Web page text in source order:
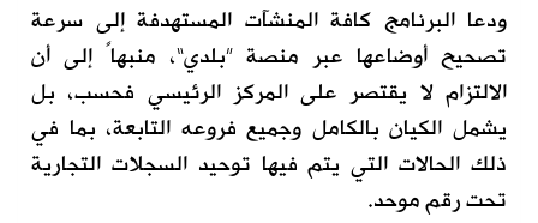
ودعا البرنامج كافة المنشآت المستهدفة إلى سرعة
تصحيح أوضاعها عبر منصة ”بلدي“، منبهاً إلى أن
الالتزام لا يقتصر على المركز الرئيسي فحسب، بل
يشمل الكيان بالكامل وجميع فروعه التابعة، بما في
ذلك الحالات التي يتم فيها توحيد السجلات التجارية
تحت رقم موحد.